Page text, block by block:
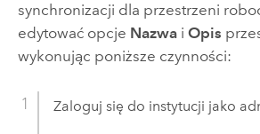
synchronizacji dla przestrzeni
edytować opcje Nazwai Opis
wykonując poniższe czynności:
Zaloguj się do instytucji jako